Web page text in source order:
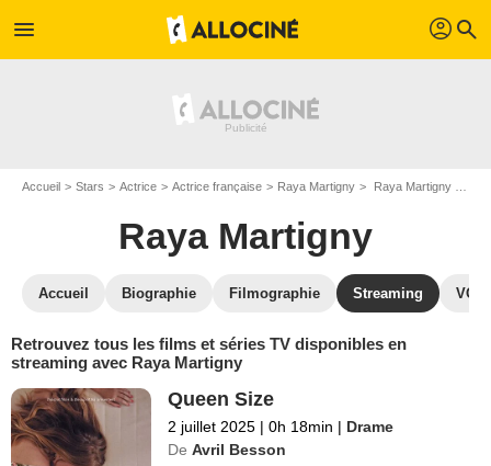
menu profil search
Accueil Stars Actrice Actrice française Raya Martigny Raya Martigny : Films et séries online
Raya Martigny
Accueil Biographie Filmographie Streaming
Retrouvez tous les films et séries TV disponibles en
streaming avec Raya Martigny
Queen Size
2 juillet 2025 | 0h 18min | Drame
De Avril Besson